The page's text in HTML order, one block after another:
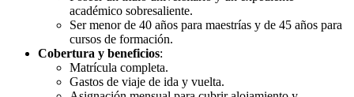
académico sobresaliente.
Ser menor de 40 años para maestrías y de 45 años para
cursos de formación.
Cobertura y beneficios:
Matrícula completa.
Gastos de viaje de ida y vuelta.